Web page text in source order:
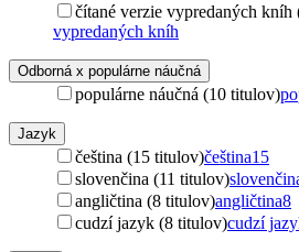
čítané verzie vypredaných
vypredaných kníh
Odborná x populárne náučná
populárne náučná (10 titulov)
Jazyk
čeština (15 titulov)čeština15
slovenčina (11 titulov)
angličtina (8 titulov)angličtina8
cudzí jazyk (8 titulov)cudzí